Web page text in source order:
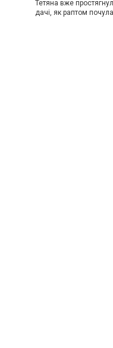
Тетяна вже
дачі, як раптом